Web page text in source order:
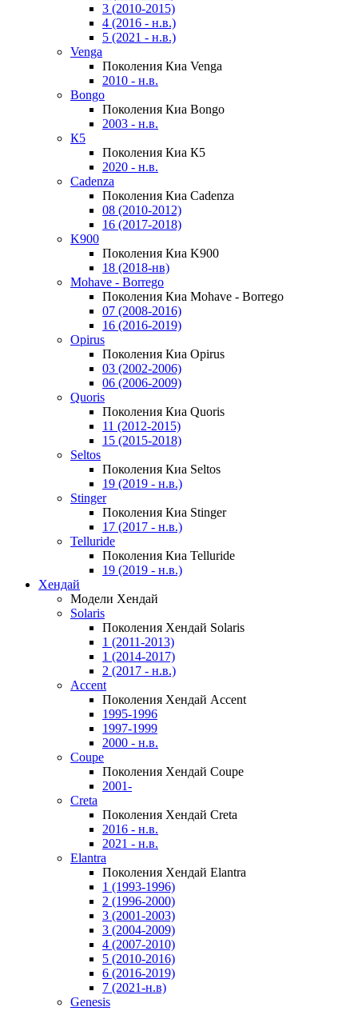
3 (2010-2015)
4 (2016 - н.в.)
5 (2021 - н.в.)
Venga
Поколения Киа Venga
2010 - н.в.
Bongo
Поколения Киа Bongo
2003 - н.в.
К5
Поколения Киа К5
2020 - н.в.
Cadenza
Поколения Киа Cadenza
08 (2010-2012)
16 (2017-2018)
K900
Поколения Киа K900
18 (2018-нв)
Mohave - Borrego
Поколения Киа Mohave - Borrego
07 (2008-2016)
16 (2016-2019)
Opirus
Поколения Киа Opirus
03 (2002-2006)
06 (2006-2009)
Quoris
Поколения Киа Quoris
11 (2012-2015)
15 (2015-2018)
Seltos
Поколения Киа Seltos
19 (2019 - н.в.)
Stinger
Поколения Киа Stinger
17 (2017 - н.в.)
Telluride
Поколения Киа Telluride
19 (2019 - н.в.)
Хендай
Модели Хендай
Solaris
Поколения Хендай Solaris
1 (2011-2013)
1 (2014-2017)
2 (2017 - н.в.)
Accent
Поколения Хендай Accent
1995-1996
1997-1999
2000 - н.в.
Coupe
Поколения Хендай Coupe
2001-
Creta
Поколения Хендай Creta
2016 - н.в.
2021 - н.в.
Elantra
Поколения Хендай Elantra
1 (1993-1996)
2 (1996-2000)
3 (2001-2003)
3 (2004-2009)
4 (2007-2010)
5 (2010-2016)
6 (2016-2019)
7 (2021-н.в)
Genesis